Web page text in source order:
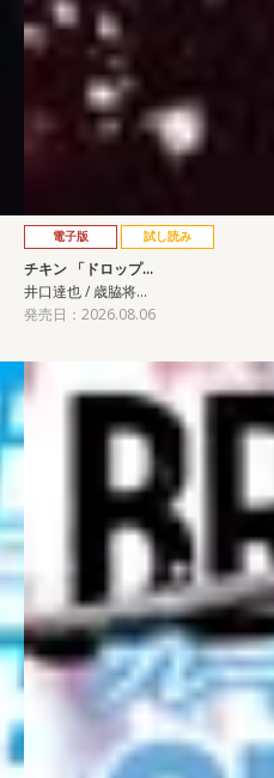
電子版 試し読み
チキン 「ドロップ…
井口達也 / 歳脇将…
発売日：2026.08.06